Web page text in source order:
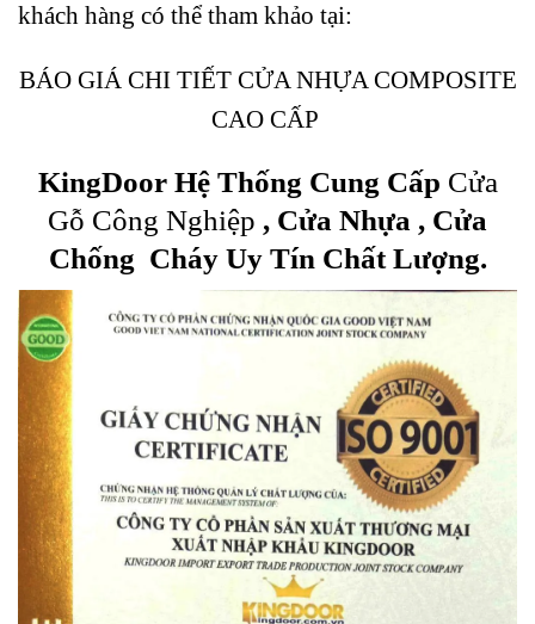
khách hàng có thể tham khảo tại:
BÁO GIÁ CHI TIẾT CỬA NHỰA COMPOSITE
CAO CẤP
KingDoor Hệ Thống Cung Cấp Cửa
Gỗ Công Nghiệp , Cửa Nhựa , Cửa
Chống Cháy Uy Tín Chất Lượng.